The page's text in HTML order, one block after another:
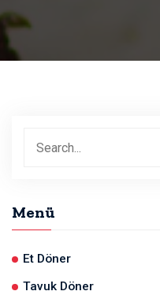
Menü
Et Döner
Tavuk Döner